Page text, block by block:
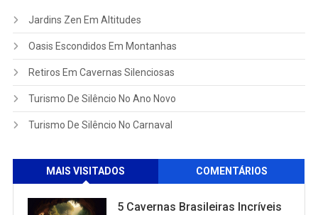
Jardins Zen Em Altitudes
Oasis Escondidos Em Montanhas
Retiros Em Cavernas Silenciosas
Turismo De Silêncio No Ano Novo
Turismo De Silêncio No Carnaval
MAIS VISITADOS COMENTÁRIOS
5 Cavernas Brasileiras Incríveis